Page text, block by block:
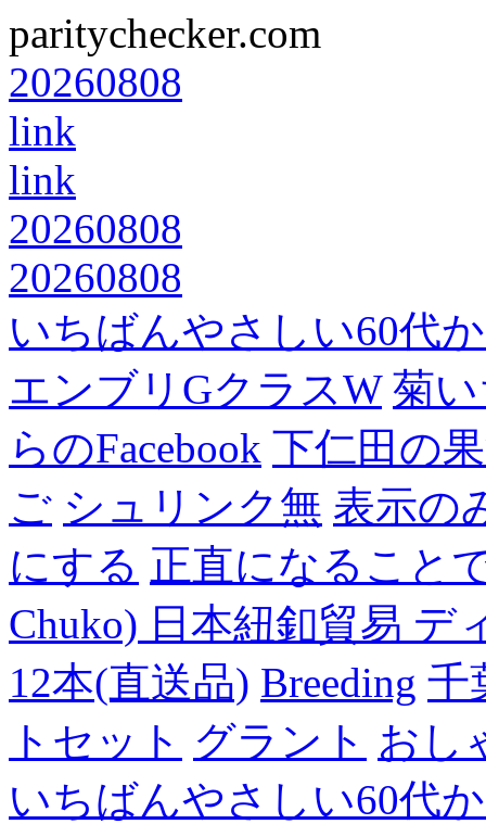
paritychecker.com
20260808
link
link
20260808
20260808
いちばんやさしい60代
エンブリGクラスW 菊
らのFacebook 下仁田の
ご シュリンク無 表示の
にする 正直になること
Chuko) 日本紐釦貿易 デ
12本(直送品) Breeding 千
トセット グラント おし
いちばんやさしい60代